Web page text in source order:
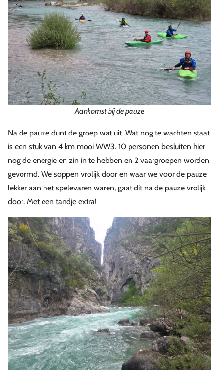
Aankomst bij de pauze
Na de pauze dunt de groep wat uit. Wat nog te wachten staat
is een stuk van 4 km mooi WW3. 10 personen besluiten hier
nog de energie en zin in te hebben en 2 vaargroepen worden
gevormd. We soppen vrolijk door en waar we voor de pauze
lekker aan het spelevaren waren, gaat dit na de pauze vrolijk
door. Met een tandje extra!